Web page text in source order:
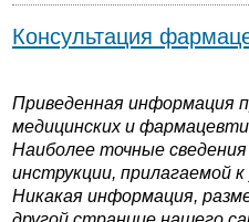
Консультация
Приведенная информация
медицинских и
Наиболее точные
инструкции, прилагаемой
Никакая информация,